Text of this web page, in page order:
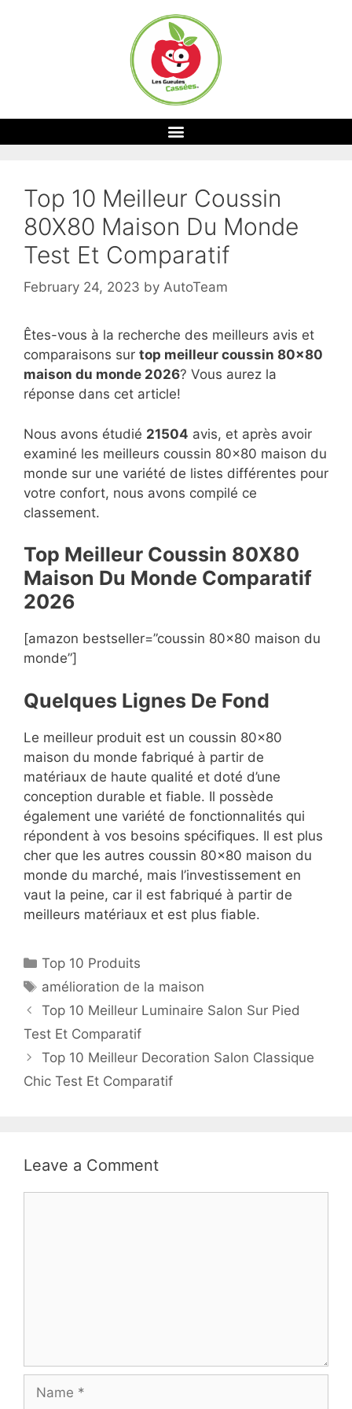
Top 10 Meilleur Coussin
80X80 Maison Du Monde
Test Et Comparatif
February 24, 2023 by AutoTeam
Êtes-vous à la recherche des meilleurs avis et
comparaisons sur top meilleur coussin 80×80
maison du monde 2026? Vous aurez la
réponse dans cet article!
Nous avons étudié 21504 avis, et après avoir
examiné les meilleurs coussin 80×80 maison du
monde sur une variété de listes différentes pour
votre confort, nous avons compilé ce
classement.
Top Meilleur Coussin 80X80
Maison Du Monde Comparatif
2026
[amazon bestseller=”coussin 80×80 maison du
monde”]
Quelques Lignes De Fond
Le meilleur produit est un coussin 80×80
maison du monde fabriqué à partir de
matériaux de haute qualité et doté d’une
conception durable et fiable. Il possède
également une variété de fonctionnalités qui
répondent à vos besoins spécifiques. Il est plus
cher que les autres coussin 80×80 maison du
monde du marché, mais l’investissement en
vaut la peine, car il est fabriqué à partir de
meilleurs matériaux et est plus fiable.
Top 10 Produits
amélioration de la maison
Top 10 Meilleur Luminaire Salon Sur Pied
Test Et Comparatif
Top 10 Meilleur Decoration Salon Classique
Chic Test Et Comparatif
Leave a Comment